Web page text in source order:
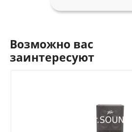
Возможно вас
заинтересуют